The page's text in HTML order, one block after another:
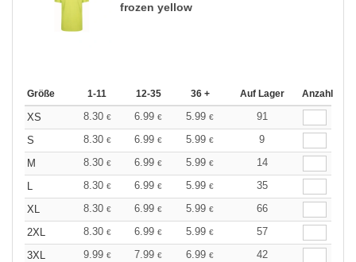
frozen yellow
Größe 1-11 12-35 36 + Auf Lager Anzahl
XS 8.30 € 6.99 € 5.99 €
91
S
8.30 € 6.99 € 5.99 €
9
M
8.30 € 6.99 € 5.99 €
14
8.30 € 6.99 € 5.99 €
35
XL
8.30 € 6.99 € 5.99 €
66
2XL
8.30 € 6.99 € 5.99 €
57
3XL
9.99 € 7.99 € 6.99 €
42